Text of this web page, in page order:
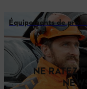
Équipements de
NE RATEZ